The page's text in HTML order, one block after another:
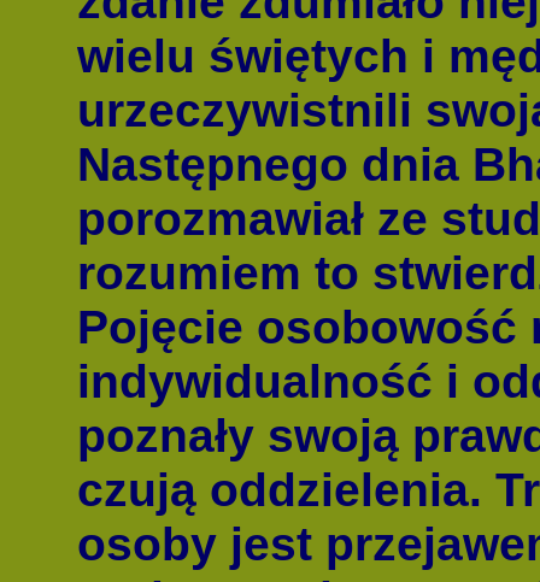
wielu świętych i
urzeczywistnili
Następnego dnia
porozmawiał ze
rozumiem to
Pojęcie osobowość
indywidualność i
poznały swoją
czują oddzielenia.
osoby jest